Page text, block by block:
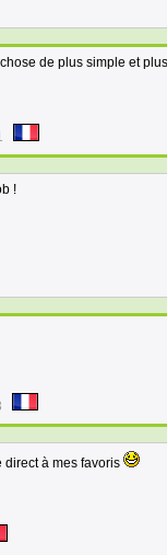
de plus simple et
!
direct à mes favoris